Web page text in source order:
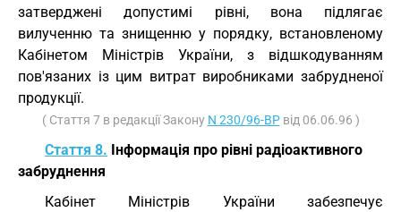
затверджені допустимі рівні, вона підлягає
вилученню та знищенню у порядку, встановленому
Кабінетом Міністрів України, з відшкодуванням
пов'язаних із цим витрат виробниками забрудненої
продукції.
( Стаття 7 в редакції Закону N 230/96-ВРвід 06.06.96 )
Стаття 8. Інформація про рівні радіоактивного
забруднення
Кабінет Міністрів України забезпечує